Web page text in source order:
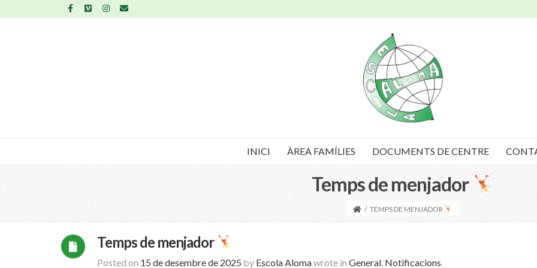
INICI ÀREA FAMÍLIES DOCUMENTS DE CENTRE
Temps de menjador
/ TEMPS DE MENJADOR
Temps de menjador
Posted on 15 de desembre de 2025 by Escola Alomawrote in General, Notificacions.